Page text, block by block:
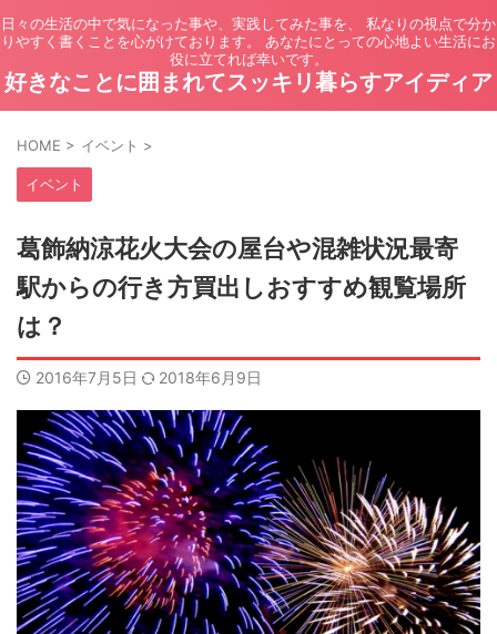
日々の生活の中で気になった事や、実践してみた事を、 私なりの視点で分か
りやすく書くことを心がけております。 あなたにとっての心地よい生活にお
役に立てれば幸いです。
好きなことに囲まれてスッキリ暮らすアイディア
HOME > イベント >
イベント
葛飾納涼花火大会の屋台や混雑状況最寄
駅からの行き方買出しおすすめ観覧場所
は？
2016年7月5日 2018年6月9日